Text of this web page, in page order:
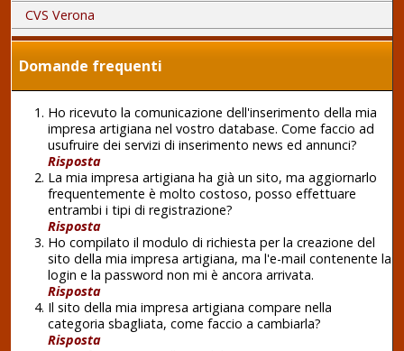
CVS Verona
Domande frequenti
Ho ricevuto la comunicazione dell'inserimento della mia
impresa artigiana nel vostro database. Come faccio ad
usufruire dei servizi di inserimento news ed annunci?
Risposta
La mia impresa artigiana ha già un sito, ma aggiornarlo
frequentemente è molto costoso, posso effettuare
entrambi i tipi di registrazione?
Risposta
Ho compilato il modulo di richiesta per la creazione del
sito della mia impresa artigiana, ma l'e-mail contenente la
login e la password non mi è ancora arrivata.
Risposta
Il sito della mia impresa artigiana compare nella
categoria sbagliata, come faccio a cambiarla?
Risposta